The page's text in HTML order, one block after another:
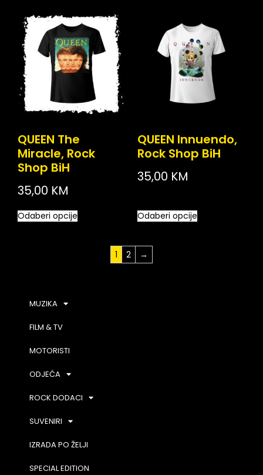
QUEEN The
Miracle, Rock
Shop BiH
35,00 KM
Odaberi opcije
QUEEN Innuendo,
Rock Shop BiH
35,00 KM
Odaberi opcije
1 2 →
MUZIKA
FILM & TV
MOTORISTI
ODJEĆA
ROCK DODACI
SUVENIRI
IZRADA PO ŽELJI
SPECIAL EDITION